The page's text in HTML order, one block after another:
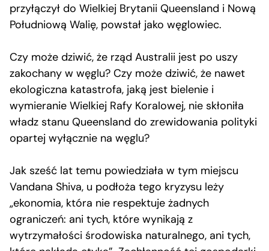
przyłączył do Wielkiej Brytanii Queensland i Nową
Południową Walię, powstał jako węglowiec.
Czy może dziwić, że rząd Australii jest po uszy
zakochany w węglu? Czy może dziwić, że nawet
ekologiczna katastrofa, jaką jest bielenie i
wymieranie Wielkiej Rafy Koralowej, nie skłoniła
władz stanu Queensland do zrewidowania polityki
opartej wyłącznie na węglu?
Jak sześć lat temu powiedziała w tym miejscu
Vandana Shiva, u podłoża tego kryzysu leży
„ekonomia, która nie respektuje żadnych
ograniczeń: ani tych, które wynikają z
wytrzymałości środowiska naturalnego, ani tych,